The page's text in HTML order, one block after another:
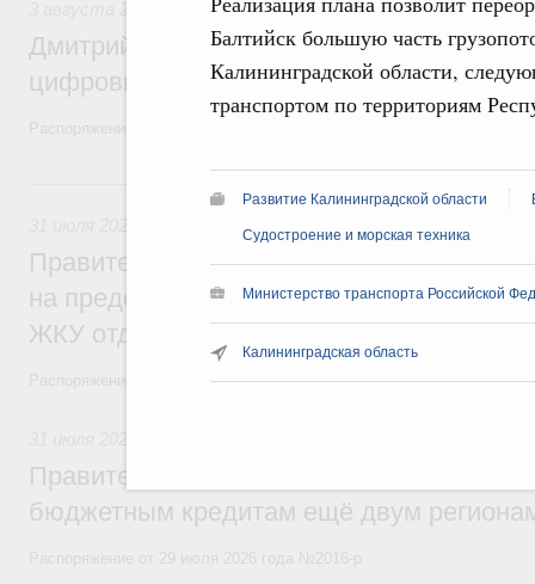
Балтийск большую часть
Калининградской области,
транспортом по территориям
Развитие Калининградской области
Судостроение и морская техника
Министерство транспорта Российской
Калининградская область
Регулирование в сфере торговли.
Дмитрий Григоренко возглавил штаб по
цифровых платформ
Социальная поддержка отдельных
Правительство направит регионам
на предоставление мер социальной
ЖКУ отдельным категориям граждан
Распоряжение от 30 июля 2026 года №2032-р
Правительство спишет часть
бюджетным кредитам ещё двум